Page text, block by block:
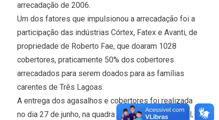
arrecadação de 2006.
Um dos fatores que impulsionou a arrecadação foi a
participação das indústrias Córtex, Fatex e Avanti, de
propriedade de Roberto Fae, que doaram 1028
cobertores, praticamente 50% dos cobertores
arrecadados para serem doados para as famílias
carentes de Três Lagoas.
A entrega dos agasalhos e cobertores foi realizada
no dia 27 de junho, na quadra de esporte da Sejuvel,